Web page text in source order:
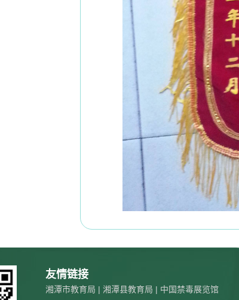
友情链接
湘潭市教育局 | 湘潭县教育局 | 中国禁毒展览馆